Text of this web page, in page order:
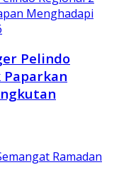
Pelindo